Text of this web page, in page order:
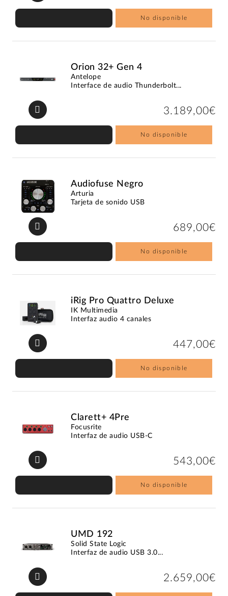
No disponible
Orion 32+ Gen 4
Antelope
Interface de audio Thunderbolt...
3.189,00€
No disponible
Audiofuse Negro
Arturia
Tarjeta de sonido USB
689,00€
No disponible
iRig Pro Quattro Deluxe
IK Multimedia
Interfaz audio 4 canales
447,00€
No disponible
Clarett+ 4Pre
Focusrite
Interfaz de audio USB-C
543,00€
No disponible
UMD 192
Solid State Logic
Interfaz de audio USB 3.0...
2.659,00€